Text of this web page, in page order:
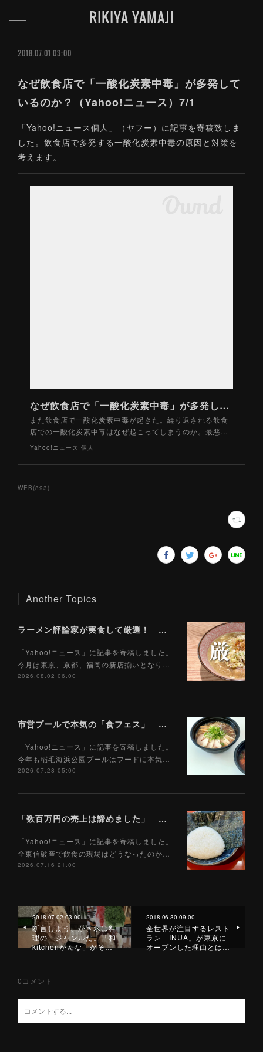
RIKIYA YAMAJI
2018.07.01 03:00
なぜ飲食店で「一酸化炭素中毒」が多発して
いるのか？（Yahoo!ニュース）7/1
「Yahoo!ニュース個人」（ヤフー）に記事を寄稿致しま
した。飲食店で多発する一酸化炭素中毒の原因と対策を
考えます。
なぜ飲食店で「一酸化炭素中毒」が多発しているのか？（山路力也） - Yahoo!ニュース
また飲食店で一酸化炭素中毒が起きた。繰り返される飲食
店での一酸化炭素中毒はなぜ起こってしまうのか。最悪…
Yahoo!ニュース 個人
WEB (893)
Another Topics
ラーメン評論家が実食して厳選！ 「いま絶対に食べるべきラーメン」ベスト５！【2026年８月】（ Yahoo!ニュース）8/2
「Yahoo!ニュース」に記事を寄稿しました。
今月は東京、京都、福岡の新店揃いとなり…
2026.08.02 06:00
市営プールで本気の「食フェス」 プールサイドで味わえる「ご当地麺」の実力は？（Yahoo!ニュース）7/28
「Yahoo!ニュース」に記事を寄稿しました。
今年も稲毛海浜公園プールはフードに本気…
2026.07.28 05:00
「数百万円の売上は諦めました」 全東信破産で飲食店はどうなったのか？ 被害を受けた飲食店店主に聞いた（Yahoo!ニュース）7/17
「Yahoo!ニュース」に記事を寄稿しました。
全東信破産で飲食の現場はどうなったのか…
2026.07.16 21:00
2018.07.02 03:00
断言しよう、かき氷は料
理の一ジャンルだ。「和
kitchenかんな」がそ…
2018.06.30 09:00
全世界が注目するレスト
ラン「INUA」が東京に
オープンした理由とは…
0 コメント